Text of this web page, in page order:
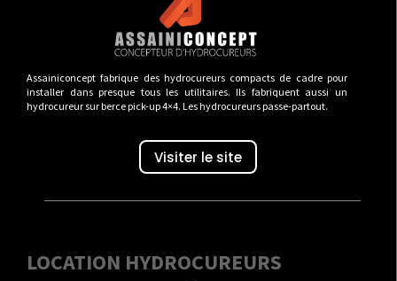
Assainiconcept fabrique des hydrocureurs compacts de cadre pour
installer dans presque tous les utilitaires. Ils fabriquent aussi un
hydrocureur sur berce pick-up 4×4. Les hydrocureurs passe-partout.
Visiter le site
LOCATION HYDROCUREURS